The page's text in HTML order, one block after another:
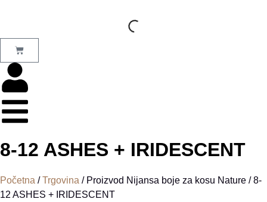
8-12 ASHES + IRIDESCENT
Početna /Trgovina / Proizvod Nijansa boje za kosu Nature / 8-
12 ASHES + IRIDESCENT